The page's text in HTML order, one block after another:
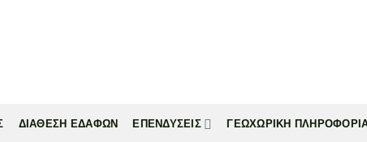
ΔΙΑΘΕΣΗ ΕΔΑΦΩΝ ΕΠΕΝΔΥΣΕΙΣ ΓΕΩΧΩΡΙΚΗ